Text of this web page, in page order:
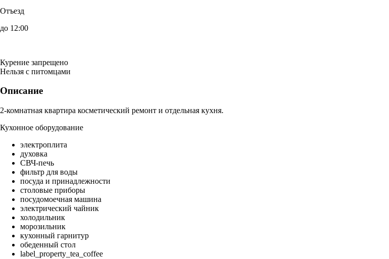
Отъезд
до 12:00
Курение запрещено
Нельзя с питомцами
Описание
2-комнатная квартира косметический ремонт и отдельная кухня.
Кухонное оборудование
электроплита
духовка
СВЧ-печь
фильтр для воды
посуда и принадлежности
столовые приборы
посудомоечная машина
электрический чайник
холодильник
морозильник
кухонный гарнитур
обеденный стол
label_property_tea_coffee